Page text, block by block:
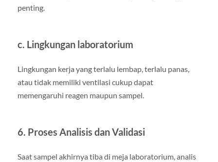
penting.
c. Lingkungan laboratorium
Lingkungan kerja yang terlalu lembap, terlalu panas,
atau tidak memiliki ventilasi cukup dapat
memengaruhi reagen maupun sampel.
6. Proses Analisis dan Validasi
Saat sampel akhirnya tiba di meja laboratorium, analis